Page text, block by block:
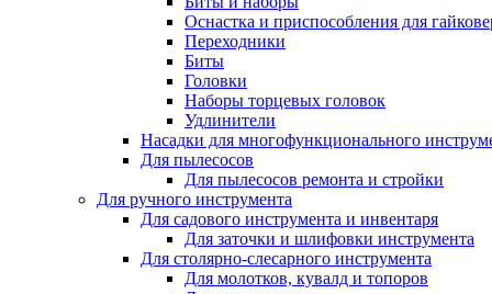
Оснастка и приспособления для
Переходники
Биты
Головки
Наборы торцевых головок
Удлинители
Насадки для многофункционального
Для пылесосов
Для пылесосов ремонта и стройки
Для ручного инструмента
Для садового инструмента и инвентаря
Для заточки и шлифовки инструмента
Для столярно-слесарного инструмента
Для молотков, кувалд и топоров